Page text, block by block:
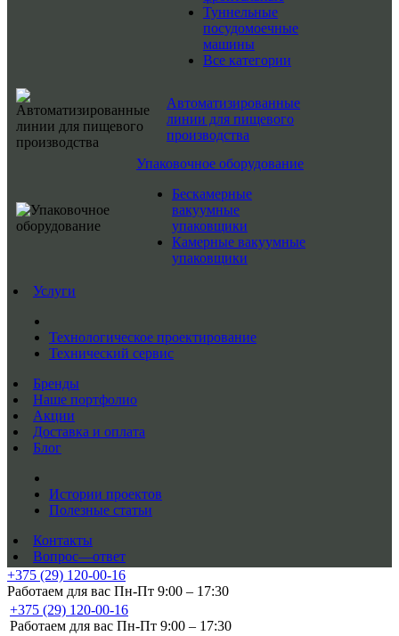
Туннельные
посудомоечные
машины
Все категории
Автоматизированные
линии для пищевого
производства
Упаковочное оборудование
Бескамерные
вакуумные
упаковщики
Камерные вакуумные
упаковщики
Услуги
Технологическое проектирование
Технический сервис
Бренды
Наше портфолио
Акции
Доставка и оплата
Блог
Истории проектов
Полезные статьи
Контакты
Вопрос—ответ
+375 (29) 120-00-16
Работаем для вас Пн-Пт 9:00 – 17:30
+375 (29) 120-00-16
Работаем для вас Пн-Пт 9:00 – 17:30